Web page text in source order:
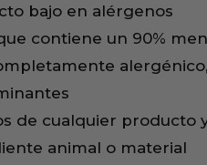
bajo en alérgenos
contiene un 90%
de cualquier producto
animal o material